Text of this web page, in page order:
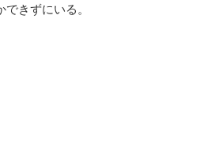
できずにいる。